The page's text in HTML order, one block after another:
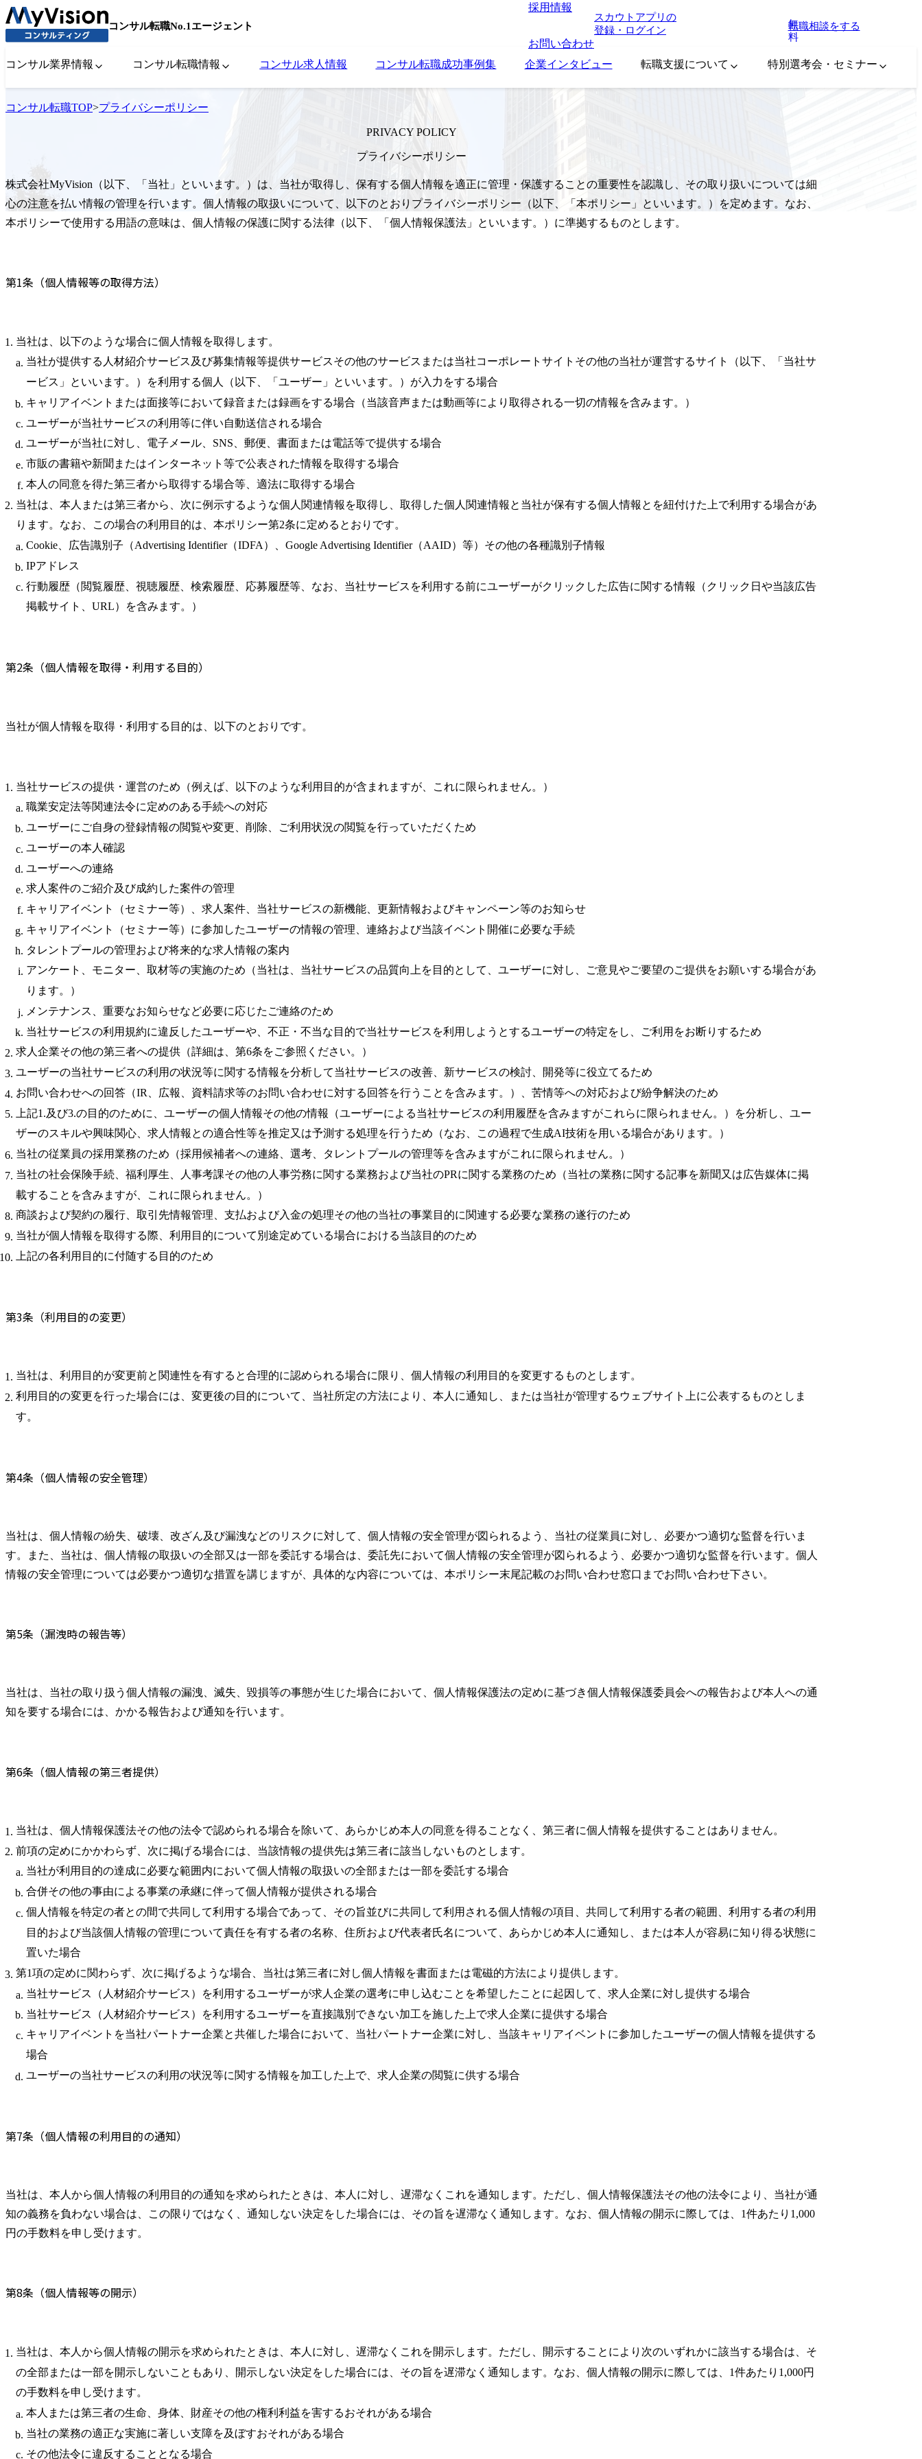
コンサル転職No.1エージェント
採用情報
お問い合わせ
スカウトアプリの
登録・ログイン
無
料
転職相談をする
コンサル業界情報 コンサル転職情報 コンサル求人情報 コンサル転職成功事例集 企業インタビュー 転職支援について 特別選考会・セミナー
コンサル転職TOP>プライバシーポリシー
PRIVACY POLICY
プライバシーポリシー
株式会社MyVision（以下、「当社」といいます。）は、当社が取得し、保有する個人情報を適正に管理・保護することの重要性を認識し、その取り扱いについては細
心の注意を払い情報の管理を行います。個人情報の取扱いについて、以下のとおりプライバシーポリシー（以下、「本ポリシー」といいます。）を定めます。なお、
本ポリシーで使用する用語の意味は、個人情報の保護に関する法律（以下、「個人情報保護法」といいます。）に準拠するものとします。
第1条（個人情報等の取得方法）
当社は、以下のような場合に個人情報を取得します。
当社が提供する人材紹介サービス及び募集情報等提供サービスその他のサービスまたは当社コーポレートサイトその他の当社が運営するサイト（以下、「当社サ
ービス」といいます。）を利用する個人（以下、「ユーザー」といいます。）が入力をする場合
キャリアイベントまたは面接等において録音または録画をする場合（当該音声または動画等により取得される一切の情報を含みます。）
ユーザーが当社サービスの利用等に伴い自動送信される場合
ユーザーが当社に対し、電子メール、SNS、郵便、書面または電話等で提供する場合
市販の書籍や新聞またはインターネット等で公表された情報を取得する場合
本人の同意を得た第三者から取得する場合等、適法に取得する場合
当社は、本人または第三者から、次に例示するような個人関連情報を取得し、取得した個人関連情報と当社が保有する個人情報とを紐付けた上で利用する場合があ
ります。なお、この場合の利用目的は、本ポリシー第2条に定めるとおりです。
Cookie、広告識別子（Advertising Identifier（IDFA）、Google Advertising Identifier（AAID）等）その他の各種識別子情報
IPアドレス
行動履歴（閲覧履歴、視聴履歴、検索履歴、応募履歴等、なお、当社サービスを利用する前にユーザーがクリックした広告に関する情報（クリック日や当該広告
掲載サイト、URL）を含みます。）
第2条（個人情報を取得・利用する目的）
当社が個人情報を取得・利用する目的は、以下のとおりです。
当社サービスの提供・運営のため（例えば、以下のような利用目的が含まれますが、これに限られません。）
職業安定法等関連法令に定めのある手続への対応
ユーザーにご自身の登録情報の閲覧や変更、削除、ご利用状況の閲覧を行っていただくため
ユーザーの本人確認
ユーザーへの連絡
求人案件のご紹介及び成約した案件の管理
キャリアイベント（セミナー等）、求人案件、当社サービスの新機能、更新情報およびキャンペーン等のお知らせ
キャリアイベント（セミナー等）に参加したユーザーの情報の管理、連絡および当該イベント開催に必要な手続
タレントプールの管理および将来的な求人情報の案内
アンケート、モニター、取材等の実施のため（当社は、当社サービスの品質向上を目的として、ユーザーに対し、ご意見やご要望のご提供をお願いする場合があ
ります。）
メンテナンス、重要なお知らせなど必要に応じたご連絡のため
当社サービスの利用規約に違反したユーザーや、不正・不当な目的で当社サービスを利用しようとするユーザーの特定をし、ご利用をお断りするため
求人企業その他の第三者への提供（詳細は、第6条をご参照ください。）
ユーザーの当社サービスの利用の状況等に関する情報を分析して当社サービスの改善、新サービスの検討、開発等に役立てるため
お問い合わせへの回答（IR、広報、資料請求等のお問い合わせに対する回答を行うことを含みます。）、苦情等への対応および紛争解決のため
上記1.及び3.の目的のために、ユーザーの個人情報その他の情報（ユーザーによる当社サービスの利用履歴を含みますがこれらに限られません。）を分析し、ユー
ザーのスキルや興味関心、求人情報との適合性等を推定又は予測する処理を行うため（なお、この過程で生成AI技術を用いる場合があります。）
当社の従業員の採用業務のため（採用候補者への連絡、選考、タレントプールの管理等を含みますがこれに限られません。）
当社の社会保険手続、福利厚生、人事考課その他の人事労務に関する業務および当社のPRに関する業務のため（当社の業務に関する記事を新聞又は広告媒体に掲
載することを含みますが、これに限られません。）
商談および契約の履行、取引先情報管理、支払および入金の処理その他の当社の事業目的に関連する必要な業務の遂行のため
当社が個人情報を取得する際、利用目的について別途定めている場合における当該目的のため
上記の各利用目的に付随する目的のため
第3条（利用目的の変更）
当社は、利用目的が変更前と関連性を有すると合理的に認められる場合に限り、個人情報の利用目的を変更するものとします。
利用目的の変更を行った場合には、変更後の目的について、当社所定の方法により、本人に通知し、または当社が管理するウェブサイト上に公表するものとしま
す。
第4条（個人情報の安全管理）
当社は、個人情報の紛失、破壊、改ざん及び漏洩などのリスクに対して、個人情報の安全管理が図られるよう、当社の従業員に対し、必要かつ適切な監督を行いま
す。また、当社は、個人情報の取扱いの全部又は一部を委託する場合は、委託先において個人情報の安全管理が図られるよう、必要かつ適切な監督を行います。個人
情報の安全管理については必要かつ適切な措置を講じますが、具体的な内容については、本ポリシー末尾記載のお問い合わせ窓口までお問い合わせ下さい。
第5条（漏洩時の報告等）
当社は、当社の取り扱う個人情報の漏洩、滅失、毀損等の事態が生じた場合において、個人情報保護法の定めに基づき個人情報保護委員会への報告および本人への通
知を要する場合には、かかる報告および通知を行います。
第6条（個人情報の第三者提供）
当社は、個人情報保護法その他の法令で認められる場合を除いて、あらかじめ本人の同意を得ることなく、第三者に個人情報を提供することはありません。
前項の定めにかかわらず、次に掲げる場合には、当該情報の提供先は第三者に該当しないものとします。
当社が利用目的の達成に必要な範囲内において個人情報の取扱いの全部または一部を委託する場合
合併その他の事由による事業の承継に伴って個人情報が提供される場合
個人情報を特定の者との間で共同して利用する場合であって、その旨並びに共同して利用される個人情報の項目、共同して利用する者の範囲、利用する者の利用
目的および当該個人情報の管理について責任を有する者の名称、住所および代表者氏名について、あらかじめ本人に通知し、または本人が容易に知り得る状態に
置いた場合
第1項の定めに関わらず、次に掲げるような場合、当社は第三者に対し個人情報を書面または電磁的方法により提供します。
当社サービス（人材紹介サービス）を利用するユーザーが求人企業の選考に申し込むことを希望したことに起因して、求人企業に対し提供する場合
当社サービス（人材紹介サービス）を利用するユーザーを直接識別できない加工を施した上で求人企業に提供する場合
キャリアイベントを当社パートナー企業と共催した場合において、当社パートナー企業に対し、当該キャリアイベントに参加したユーザーの個人情報を提供する
場合
ユーザーの当社サービスの利用の状況等に関する情報を加工した上で、求人企業の閲覧に供する場合
第7条（個人情報の利用目的の通知）
当社は、本人から個人情報の利用目的の通知を求められたときは、本人に対し、遅滞なくこれを通知します。ただし、個人情報保護法その他の法令により、当社が通
知の義務を負わない場合は、この限りではなく、通知しない決定をした場合には、その旨を遅滞なく通知します。なお、個人情報の開示に際しては、1件あたり1,000
円の手数料を申し受けます。
第8条（個人情報等の開示）
当社は、本人から個人情報の開示を求められたときは、本人に対し、遅滞なくこれを開示します。ただし、開示することにより次のいずれかに該当する場合は、そ
の全部または一部を開示しないこともあり、開示しない決定をした場合には、その旨を遅滞なく通知します。なお、個人情報の開示に際しては、1件あたり1,000円
の手数料を申し受けます。
本人または第三者の生命、身体、財産その他の権利利益を害するおそれがある場合
当社の業務の適正な実施に著しい支障を及ぼすおそれがある場合
その他法令に違反することとなる場合